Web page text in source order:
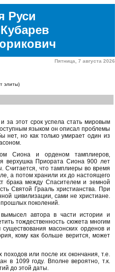
Руси
Пятница, 7 августа 2026
элиты)
за этот срок успела стать мировым
языком он описал проблемы
нет, но как только умирает один из
Сиона и орденом тамплиеров,
верхушка Приората Сиона 900 лет
Считается, что тамплиеры во время
а потом хранили их до настоящего
брака между Спасителем и земной
Святой Грааль христианства. При
цивилизации, сами не христиане.
поколений.
автора в части истории и
тождественность сюжета многим
масонских орденов и
кому как больше верится, может
походов или после их окончания, т.е.
в 1099 году. Вполне вероятно, т.к.
до этой даты.